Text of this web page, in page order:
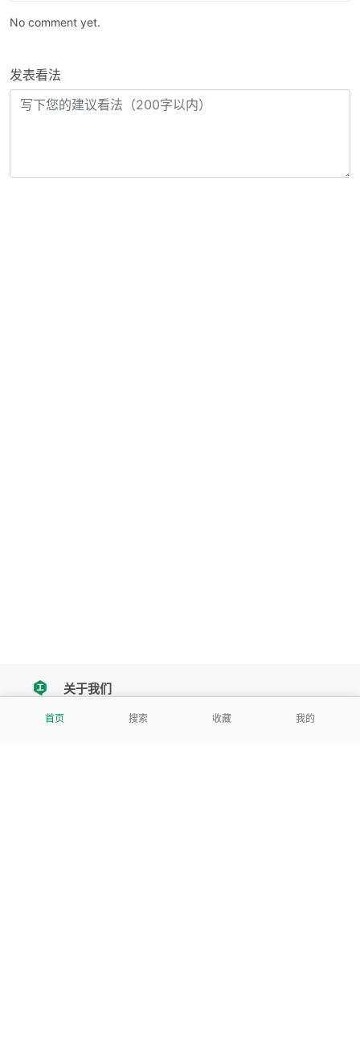
No comment yet.
发表看法
首页 搜索 收藏 我的
tencent关于我们
我们努力把每一个工具做成批量处理的产品